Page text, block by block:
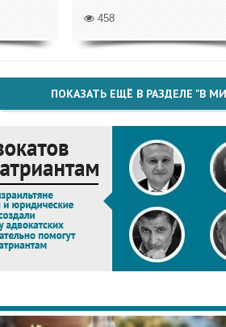
458
ПОКАЗАТЬ ЕЩЁ В РАЗДЕЛЕ "В